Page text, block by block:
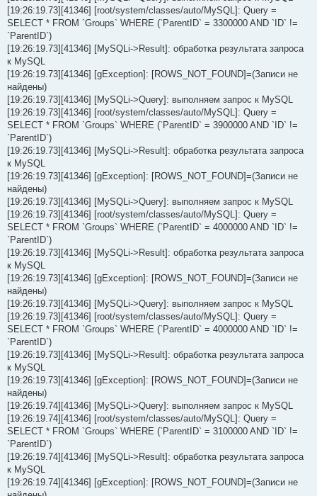
[19:26:19.73][41346] [root/system/classes/auto/MySQL]: Query =
SELECT * FROM `Groups` WHERE (`ParentID` = 3300000 AND `ID` !=
`ParentID`)
[19:26:19.73][41346] [MySQLi->Result]: обработка результата запроса
к MySQL
[19:26:19.73][41346] [gException]: [ROWS_NOT_FOUND]=(Записи не
найдены)
[19:26:19.73][41346] [MySQLi->Query]: выполняем запрос к MySQL
[19:26:19.73][41346] [root/system/classes/auto/MySQL]: Query =
SELECT * FROM `Groups` WHERE (`ParentID` = 3900000 AND `ID` !=
`ParentID`)
[19:26:19.73][41346] [MySQLi->Result]: обработка результата запроса
к MySQL
[19:26:19.73][41346] [gException]: [ROWS_NOT_FOUND]=(Записи не
найдены)
[19:26:19.73][41346] [MySQLi->Query]: выполняем запрос к MySQL
[19:26:19.73][41346] [root/system/classes/auto/MySQL]: Query =
SELECT * FROM `Groups` WHERE (`ParentID` = 4000000 AND `ID` !=
`ParentID`)
[19:26:19.73][41346] [MySQLi->Result]: обработка результата запроса
к MySQL
[19:26:19.73][41346] [gException]: [ROWS_NOT_FOUND]=(Записи не
найдены)
[19:26:19.73][41346] [MySQLi->Query]: выполняем запрос к MySQL
[19:26:19.73][41346] [root/system/classes/auto/MySQL]: Query =
SELECT * FROM `Groups` WHERE (`ParentID` = 4000000 AND `ID` !=
`ParentID`)
[19:26:19.73][41346] [MySQLi->Result]: обработка результата запроса
к MySQL
[19:26:19.73][41346] [gException]: [ROWS_NOT_FOUND]=(Записи не
найдены)
[19:26:19.74][41346] [MySQLi->Query]: выполняем запрос к MySQL
[19:26:19.74][41346] [root/system/classes/auto/MySQL]: Query =
SELECT * FROM `Groups` WHERE (`ParentID` = 3100000 AND `ID` !=
`ParentID`)
[19:26:19.74][41346] [MySQLi->Result]: обработка результата запроса
к MySQL
[19:26:19.74][41346] [gException]: [ROWS_NOT_FOUND]=(Записи не